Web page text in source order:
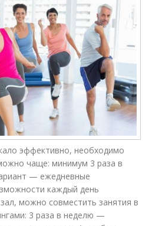
эффективно, необходимо
чаще: минимум 3 раза в
— ежедневные
каждый день
можно совместить занятия в
3 раза в неделю —